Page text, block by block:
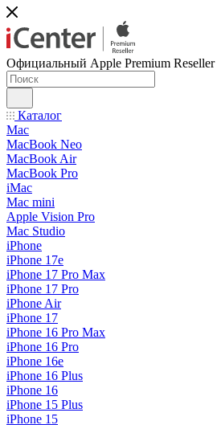
Официальный Apple Premium
Каталог
Mac
MacBook Neo
MacBook Air
MacBook Pro
iMac
Mac mini
Apple Vision Pro
Mac Studio
iPhone
iPhone 17e
iPhone 17 Pro Max
iPhone 17 Pro
iPhone Air
iPhone 17
iPhone 16 Pro Max
iPhone 16 Pro
iPhone 16e
iPhone 16 Plus
iPhone 16
iPhone 15 Plus
iPhone 15